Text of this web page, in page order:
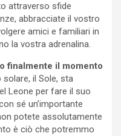
attraverso sfide
abbracciate il vostro
amici e familiari in
la vostra adrenalina.
finalmente il momento
il Sole, sta
Leone per fare il suo
sé un’importante
potete assolutamente
è ciò che potremmo